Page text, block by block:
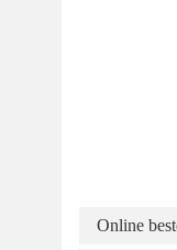
Online